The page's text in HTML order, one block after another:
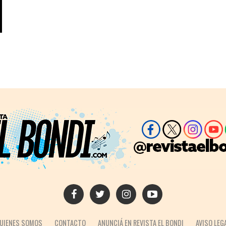
SOMOS CONTACTO ANUNCIÁ EN REVISTA EL BONDI AVISO